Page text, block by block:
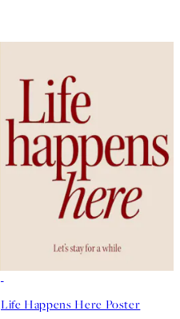
Life Happens Here Poster